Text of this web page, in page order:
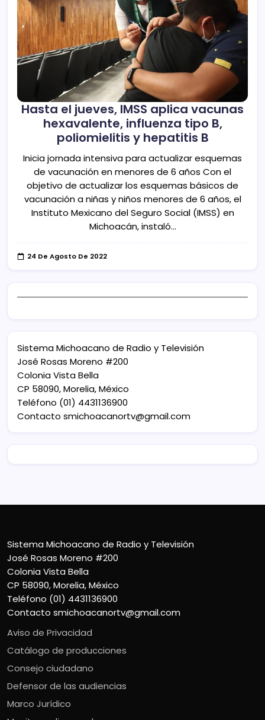
Hasta el jueves, IMSS aplica vacunas
hexavalente, influenza tipo B,
poliomielitis y hepatitis B
Inicia jornada intensiva para actualizar esquemas
de vacunación en menores de 6 años Con el
objetivo de actualizar los esquemas básicos de
vacunación a niñas y niños menores de 6 años, el
Instituto Mexicano del Seguro Social (IMSS) en
Michoacán, instaló…
24 De Agosto De 2022
Sistema Michoacano de Radio y Televisión
José Rosas Moreno #200
Colonia Vista Bella
CP 58090, Morelia, México
Teléfono (01) 4431136900
Contacto smichoacanortv@gmail.com
Sistema Michoacano de Radio y Televisión
José Rosas Moreno #200
Colonia Vista Bella
CP 58090, Morelia, México
Teléfono (01) 4431136900
Contacto smichoacanortv@gmail.com
Aviso de Privacidad
Catálogo de producciones
Consejo ciudadano
Defensor de las audiencias
Marco Jurídico